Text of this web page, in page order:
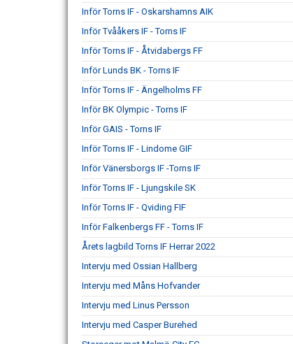
Inför Torns IF - Oskarshamns AIK
Inför Tvååkers IF - Torns IF
Inför Torns IF - Åtvidabergs FF
Inför Lunds BK - Torns IF
Inför Torns IF - Ängelholms FF
Inför BK Olympic - Torns IF
Inför GAIS - Torns IF
Inför Torns IF - Lindome GIF
Inför Vänersborgs IF -Torns IF
Inför Torns IF - Ljungskile SK
Inför Torns IF - Qviding FIF
Inför Falkenbergs FF - Torns IF
Årets lagbild Torns IF Herrar 2022
Intervju med Ossian Hallberg
Intervju med Måns Hofvander
Intervju med Linus Persson
Intervju med Casper Burehed